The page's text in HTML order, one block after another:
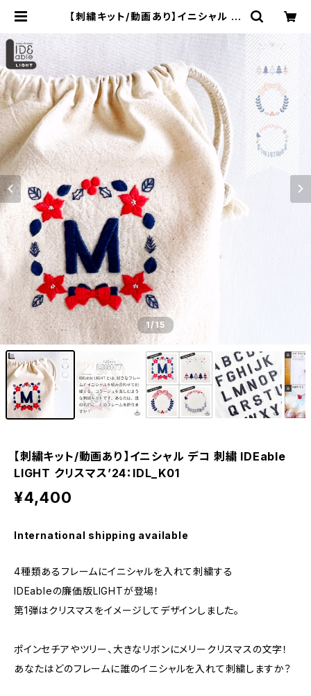
【刺繍キット/動画あり】イニシャル デ
ス’24：IDL_K01 | 910刺繍商店
1/15
【刺繍キット/動画あり】イニシャル デコ 刺繍 IDEable
LIGHT クリスマス’24：IDL_K01
¥4,400
International shipping available
4種類あるフレームにイニシャルを入れて刺繍する
IDEableの廉価版LIGHTが登場！
第1弾はクリスマスをイメージしてデザインしました。
ポインセチアやツリー、大きなリボンにメリークリスマスの文字！
あなたはどのフレームに誰のイニシャルを入れて刺繍しますか？